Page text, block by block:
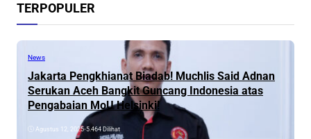
TERPOPULER
News
Jakarta Pengkhianat Biadab! Muchlis Said Adnan
Serukan Aceh Bangkit Guncang Indonesia atas
Pengabaian MoU Helsinki!
Agustus 12, 2025•5.464 Dilihat